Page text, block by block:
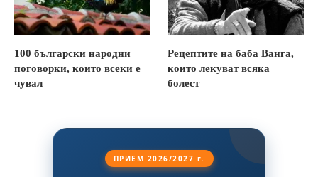
100 български народни
поговорки, които всеки е
чувал
Рецептите на баба Ванга,
които лекуват всяка
болест
ПРИЕМ 2026/2027 г.